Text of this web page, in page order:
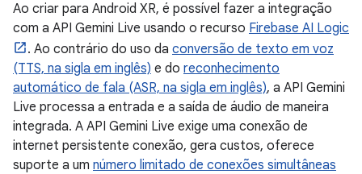
Ao criar para Android XR, é possível fazer a integração
com a API Gemini Live usando o recurso Firebase AI Logic
. Ao contrário do uso da conversão de texto em voz
(TTS, na sigla em inglês) e do reconhecimento
automático de fala (ASR, na sigla em inglês), a API Gemini
Live processa a entrada e a saída de áudio de maneira
integrada. A API Gemini Live exige uma conexão de
internet persistente conexão, gera custos, oferece
suporte a um número limitado de conexões simultâneas